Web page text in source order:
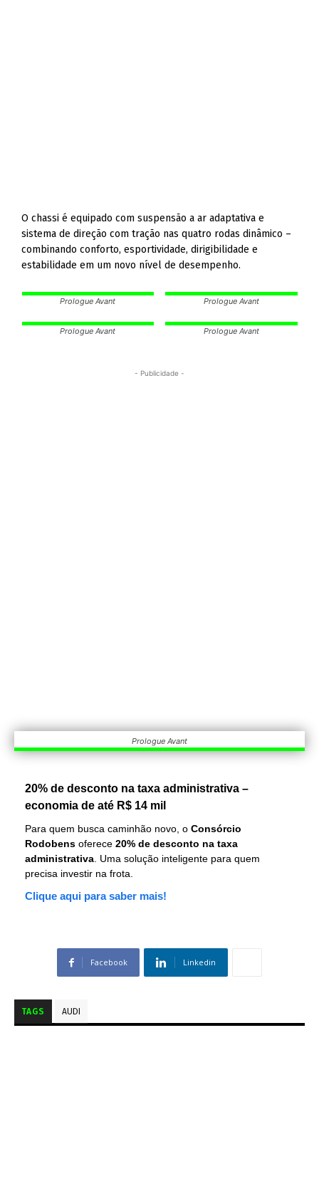
O chassi é equipado com suspensão a ar adaptativa e
sistema de direção com tração nas quatro rodas dinâmico –
combinando conforto, esportividade, dirigibilidade e
estabilidade em um novo nível de desempenho.
Prologue Avant Prologue Avant
Prologue Avant Prologue Avant
- Publicidade -
Prologue Avant
20% de desconto na taxa administrativa –
economia de até R$ 14 mil
Para quem busca caminhão novo, o Consórcio
Rodobens oferece 20% de desconto na taxa
administrativa . Uma solução inteligente para quem
precisa investir na frota.
Clique aqui para saber mais!
Facebook Linkedin
TAGS AUDI